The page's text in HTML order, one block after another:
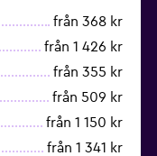
från 368 kr
från 1 426 kr
från 355 kr
från 509 kr
från 1 150 kr
från 1 341 kr